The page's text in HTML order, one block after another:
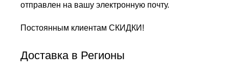
отправлен на вашу электронную почту.
Постоянным клиентам СКИДКИ!
Доставка в Регионы